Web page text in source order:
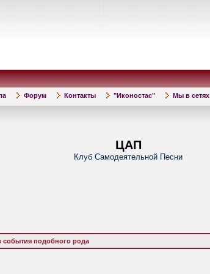
Форум Контакты "Иконостас" Мы в сетях
ЦАП
Клуб Самодеятельной Песни
события подобного рода